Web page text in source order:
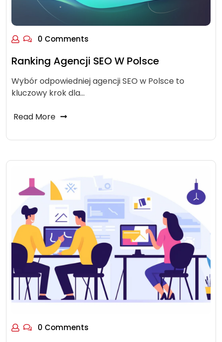
0 Comments
Ranking Agencji SEO W Polsce
Wybór odpowiedniej agencji SEO w Polsce to
kluczowy krok dla…
Read More
0 Comments